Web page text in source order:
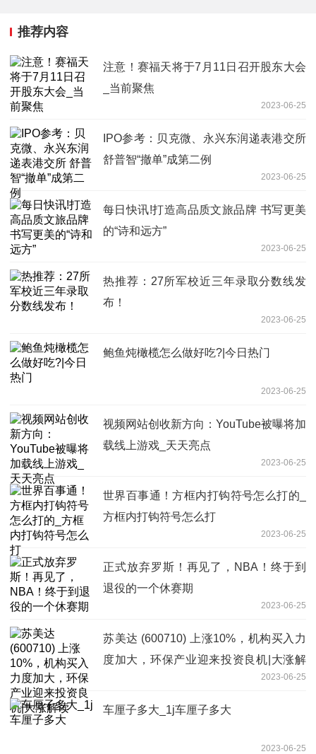
推荐内容
注意！赛福天将于7月11日召开股东大会
_当前聚焦
2023-06-25
IPO参考：贝克微、永兴东润递表港交所
舒普智“撤单”成第二例
2023-06-25
每日快讯!打造高品质文旅品牌 书写更美
的“诗和远方”
2023-06-25
热推荐：27所军校近三年录取分数线发
布！
2023-06-25
鲍鱼炖橄榄怎么做好吃?|今日热门
2023-06-25
视频网站创收新方向：YouTube被曝将加
载线上游戏_天天亮点
2023-06-25
世界百事通！方框内打钩符号怎么打的_
方框内打钩符号怎么打
2023-06-25
正式放弃罗斯！再见了，NBA！终于到
退役的一个休赛期
2023-06-25
苏美达 (600710) 上涨10%，机构买入力
度加大，环保产业迎来投资良机|大涨解
2023-06-25
车厘子多大_1j车厘子多大
2023-06-25